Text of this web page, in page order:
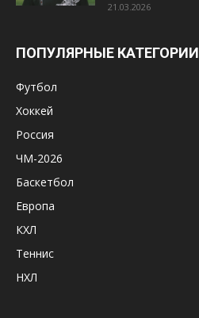
21.03.2026
ПОПУЛЯРНЫЕ КАТЕГОРИИ
Футбол
Хоккей
Россия
ЧМ-2026
Баскетбол
Европа
КХЛ
Теннис
НХЛ